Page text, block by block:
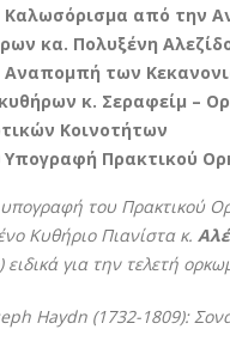
Καλωσόρισμα από την
κα. Πολυξένη
Αναπομπή των
κ. Σεραφείμ –
Κοινοτήτων
Υπογραφή Πρακτικού
του Πρακτικού
Κυθήριο Πιανίστα κ.
για την τελετή
Haydn (1732-1809):